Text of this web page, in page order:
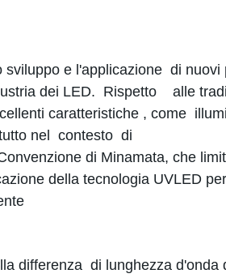
sviluppo e l'applicazione di
dei LED. Rispetto alle
caratteristiche , come
nel contesto di
di Minamata,
della tecnologia UVLED
differenza di lunghezza